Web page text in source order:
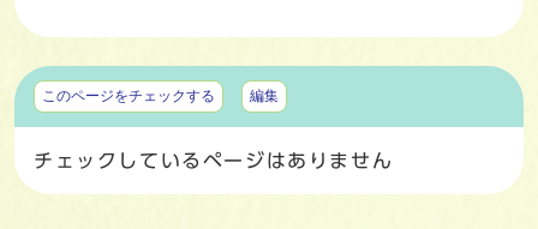
マイページ
このページをチェックする 編集
チェックしているページはありません